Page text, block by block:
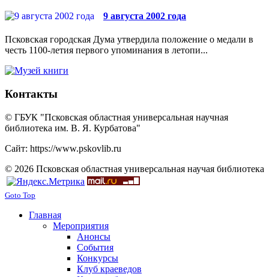
9 августа 2002 года
Псковская городская Дума утвердила положение о медали в
честь 1100-летия первого упоминания в летопи...
Контакты
© ГБУК "Псковская областная универсальная научная
библиотека им. В. Я. Курбатова"
Сайт: https://www.pskovlib.ru
© 2026 Псковская областная универсальная научая библиотека
Goto Top
Главная
Мероприятия
Анонсы
События
Конкурсы
Клуб краеведов